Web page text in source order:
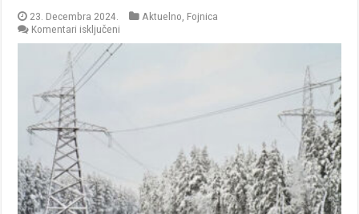
23. Decembra 2024. Aktuelno, Fojnica
Komentari isključeni
Snijeg
Smajlovići
bez
električne
energije